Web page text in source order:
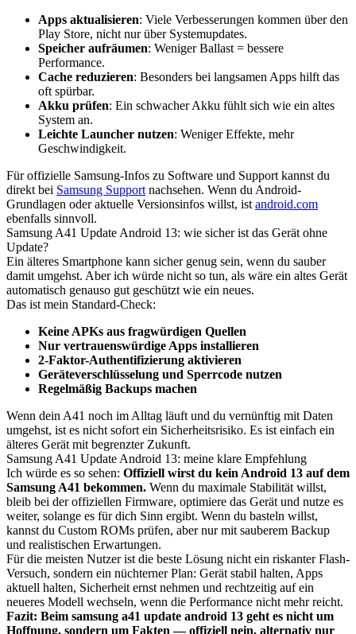
Apps aktualisieren: Viele Verbesserungen kommen über den
Play Store, nicht nur über Systemupdates.
Speicher aufräumen: Weniger Ballast = bessere
Performance.
Cache reduzieren: Besonders bei langsamen Apps hilft das
oft spürbar.
Akku prüfen: Ein schwacher Akku fühlt sich wie ein altes
System an.
Leichte Launcher nutzen: Weniger Effekte, mehr
Geschwindigkeit.
Für offizielle Samsung-Infos zu Software und Support kannst du
direkt bei Samsung Support nachsehen. Wenn du Android-
Grundlagen oder aktuelle Versionsinfos willst, ist android.com
ebenfalls sinnvoll.
Samsung A41 Update Android 13: wie sicher ist das Gerät ohne
Update?
Ein älteres Smartphone kann sicher genug sein, wenn du sauber
damit umgehst. Aber ich würde nicht so tun, als wäre ein altes Gerät
automatisch genauso gut geschützt wie ein neues.
Das ist mein Standard-Check:
Keine APKs aus fragwürdigen Quellen
Nur vertrauenswürdige Apps installieren
2-Faktor-Authentifizierung aktivieren
Geräteverschlüsselung und Sperrcode nutzen
Regelmäßig Backups machen
Wenn dein A41 noch im Alltag läuft und du vernünftig mit Daten
umgehst, ist es nicht sofort ein Sicherheitsrisiko. Es ist einfach ein
älteres Gerät mit begrenzter Zukunft.
Samsung A41 Update Android 13: meine klare Empfehlung
Ich würde es so sehen: Offiziell wirst du kein Android 13 auf dem
Samsung A41 bekommen. Wenn du maximale Stabilität willst,
bleib bei der offiziellen Firmware, optimiere das Gerät und nutze es
weiter, solange es für dich Sinn ergibt. Wenn du basteln willst,
kannst du Custom ROMs prüfen, aber nur mit sauberem Backup
und realistischen Erwartungen.
Für die meisten Nutzer ist die beste Lösung nicht ein riskanter Flash-
Versuch, sondern ein nüchterner Plan: Gerät stabil halten, Apps
aktuell halten, Sicherheit ernst nehmen und rechtzeitig auf ein
neueres Modell wechseln, wenn die Performance nicht mehr reicht.
Fazit: Beim samsung a41 update android 13 geht es nicht um
Hoffnung, sondern um Fakten — offiziell nein, alternativ nur